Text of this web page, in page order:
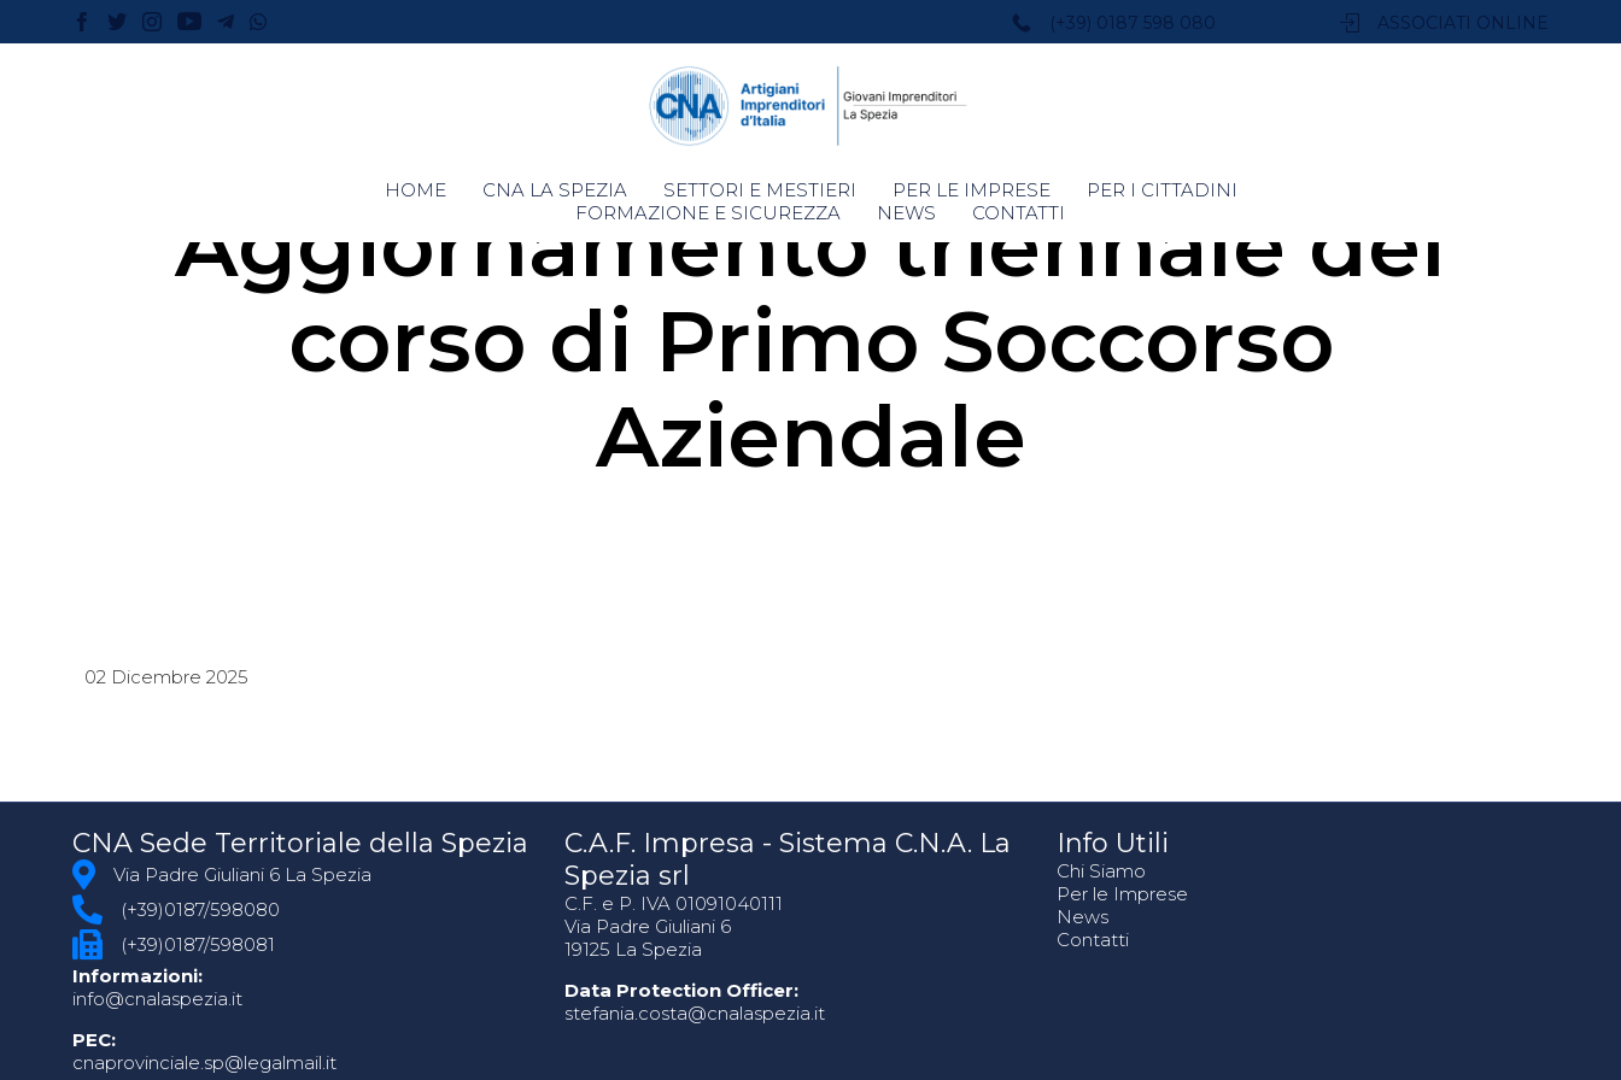
(+39) 0187 598 080 ASSOCIATI ONLINE
Skip
to
HOME CNA LA SPEZIA SETTORI E MESTIERI PER LE IMPRESE
PER I CITTADINI
FORMAZIONE E SICUREZZA
NEWS CONTATTI
Aggiornamento triennale del
corso di Primo Soccorso
Aziendale
02 Dicembre 2025
CNA Sede Territoriale della Spezia
Via Padre Giuliani 6 La Spezia
(+39)0187/598080
(+39)0187/598081
Informazioni:
info@cnalaspezia.it
PEC:
cnaprovinciale.sp@legalmail.it
C.A.F. Impresa - Sistema C.N.A. La
Spezia srl
C.F. e P. IVA 01091040111
Via Padre Giuliani 6
19125 La Spezia
Data Protection Officer:
stefania.costa@cnalaspezia.it
Info Utili
Chi Siamo
Per le Imprese
News
Contatti